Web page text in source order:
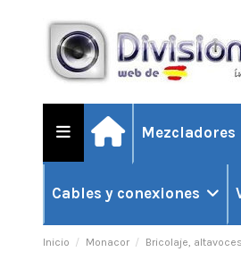
Mezcladores
Cables y conexiones
Inicio Monacor Bricolaje, altavoces